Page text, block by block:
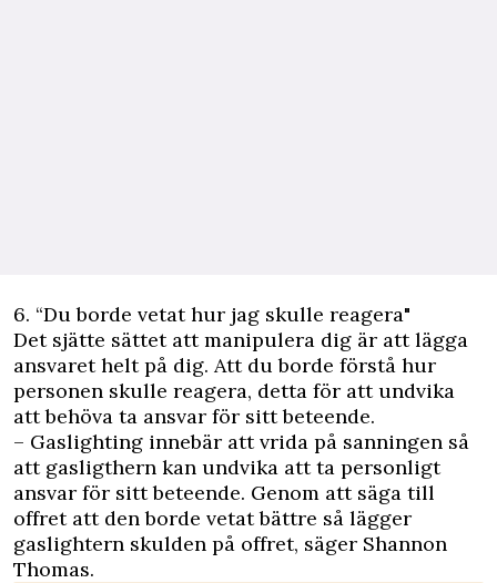
6. “Du borde vetat hur jag skulle reagera"
Det sjätte sättet att manipulera dig är att lägga
ansvaret helt på dig. Att du borde förstå hur
personen skulle reagera, detta för att undvika
att behöva ta ansvar för sitt beteende.
– Gaslighting innebär att vrida på sanningen så
att gasligthern kan undvika att ta personligt
ansvar för sitt beteende. Genom att säga till
offret att den borde vetat bättre så lägger
gaslightern skulden på offret, säger Shannon
Thomas.